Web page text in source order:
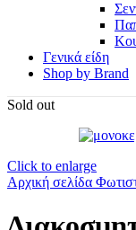
Γενικά είδη
Shop by Brand
Sold out
Click to enlarge
Αρχική σελίδα